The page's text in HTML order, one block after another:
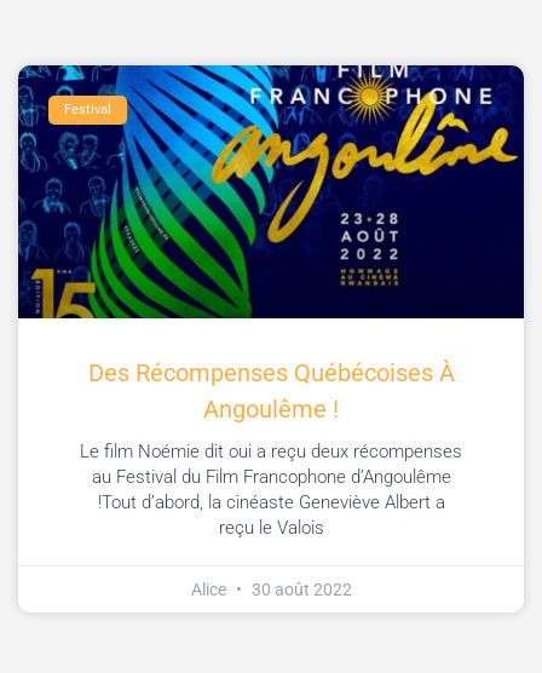
Festival
Des Récompenses Québécoises À
Angoulême !
Le film Noémie dit oui a reçu deux récompenses
au Festival du Film Francophone d’Angoulême
!Tout d’abord, la cinéaste Geneviève Albert a
reçu le Valois
Alice 30 août 2022